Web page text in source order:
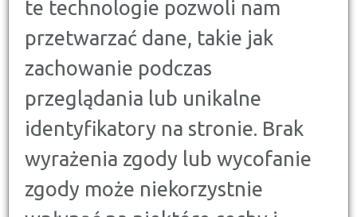
te technologie pozwoli nam
przetwarzać dane, takie jak
zachowanie podczas
przeglądania lub unikalne
identyfikatory na stronie. Brak
wyrażenia zgody lub wycofanie
zgody może niekorzystnie
Kredyt gotówkowy zaciąga się o wiele łatwiej we
dwójkę niż pojedynczo. Kiedy kredyt bierze
małżeństwo, to bez względu na obowiązującą lub
nie rozdzielność majątkową, kredyt spłacany jest
przez obu małżonków. Kto natomiast spłaca
kredyt gotówkowy po rozwodzie?